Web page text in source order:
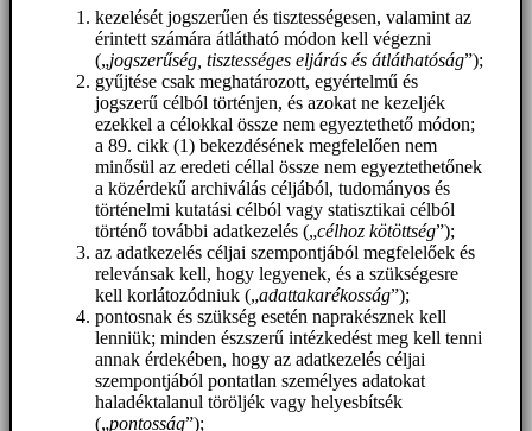
kezelését jogszerűen és tisztességesen, valamint az
érintett számára átlátható módon kell végezni
(„jogszerűség, tisztességes eljárás és átláthatóság”);
gyűjtése csak meghatározott, egyértelmű és
jogszerű célból történjen, és azokat ne kezeljék
ezekkel a célokkal össze nem egyeztethető módon;
a 89. cikk (1) bekezdésének megfelelően nem
minősül az eredeti céllal össze nem egyeztethetőnek
a közérdekű archiválás céljából, tudományos és
történelmi kutatási célból vagy statisztikai célból
történő további adatkezelés („célhoz kötöttség”);
az adatkezelés céljai szempontjából megfelelőek és
relevánsak kell, hogy legyenek, és a szükségesre
kell korlátozódniuk („adattakarékosság”);
pontosnak és szükség esetén naprakésznek kell
lenniük; minden észszerű intézkedést meg kell tenni
annak érdekében, hogy az adatkezelés céljai
szempontjából pontatlan személyes adatokat
haladéktalanul töröljék vagy helyesbítsék
(„pontosság”);